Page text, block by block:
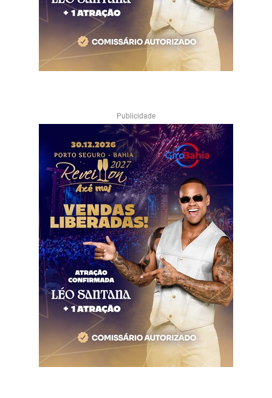
Publicidade